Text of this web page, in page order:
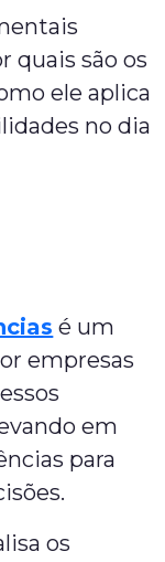
quais são os
ele aplica
no dia
é um
empresas
em
para
os